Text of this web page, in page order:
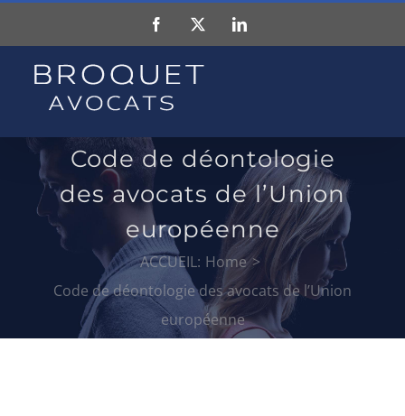
content
Facebook LinkedIn
Code de déontologie
des avocats de l’Union
européenne
ACCUEIL: Home
Code de déontologie des avocats de l’Union
européenne